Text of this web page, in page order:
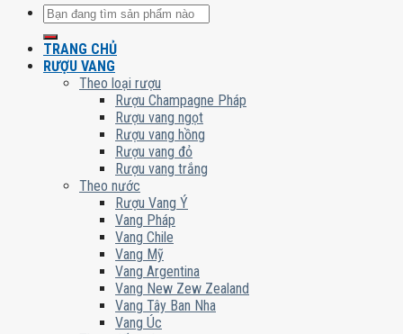
Tìm
TRANG CHỦ
RƯỢU VANG
Theo loại rượu
Rượu Champagne Pháp
Rượu vang ngọt
Rượu vang hồng
Rượu vang đỏ
Rượu vang trắng
Theo nước
Rượu Vang Ý
Vang Pháp
Vang Chile
Vang Mỹ
Vang Argentina
Vang New Zew Zealand
Vang Tây Ban Nha
Vang Úc